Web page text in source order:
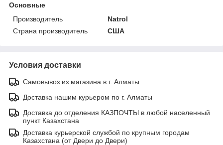
Основные
Производитель
Natrol
Страна производитель
США
Условия доставки
Самовывоз из магазина в г. Алматы
Доставка нашим курьером по г. Алматы
Доставка до отделения КАЗПОЧТЫ в любой населенный
пункт Казахстана
Доставка курьерской службой по крупным городам
Казахстана (от Двери до Двери)